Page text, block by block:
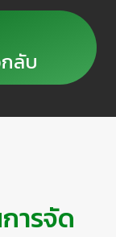
ลับ
ารจัด